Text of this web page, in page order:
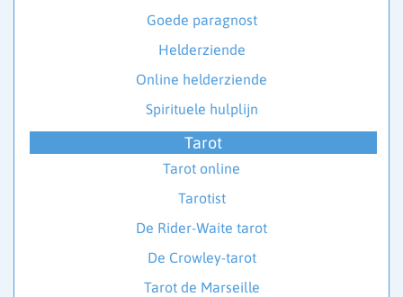
Goede paragnost
Helderziende
Online helderziende
Spirituele hulplijn
Tarot
Tarot online
Tarotist
De Rider-Waite tarot
De Crowley-tarot
Tarot de Marseille